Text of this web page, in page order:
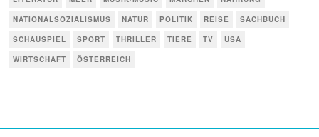
NATIONALSOZIALISMUS
NATUR POLITIK REISE
SACHBUCH
SCHAUSPIEL
SPORT THRILLER TIERE TV
USA
WIRTSCHAFT
ÖSTERREICH